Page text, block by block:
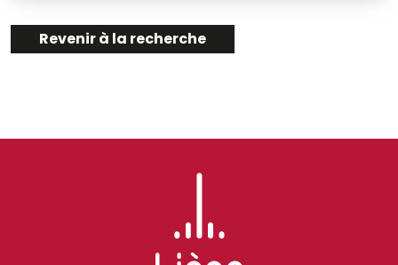
Revenir à la recherche